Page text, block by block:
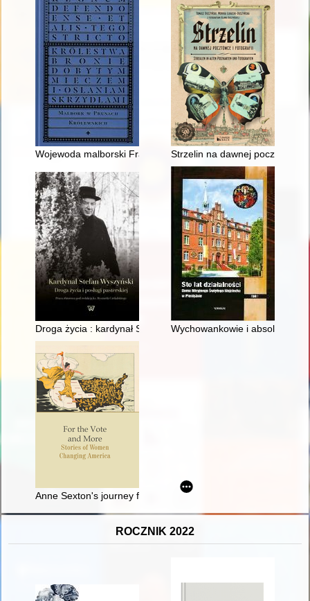
Wojewoda malborski Franciszek Jan Bieliński : przykłady
Strzelin na dawnej pocztówce
Droga życia : kardynał Stefan Wyszyński : prymas Polski
Wychowankowie i absolwenci
Anne Sexton's journey from elopement to poet's fame and
ROCZNIK 2022